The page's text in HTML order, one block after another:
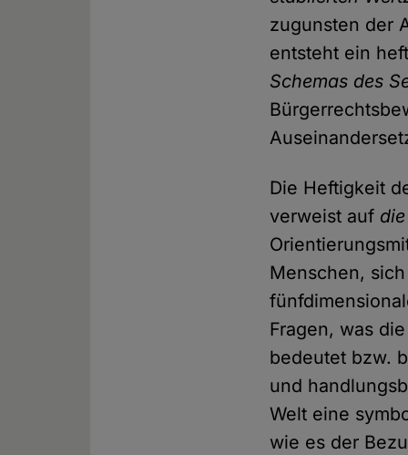
zugunsten der
entsteht ein
Schemas des
Die Heftigkeit
verweist auf
Menschen,
Fragen, was
bedeutet bzw.
und
Welt eine
wie es der